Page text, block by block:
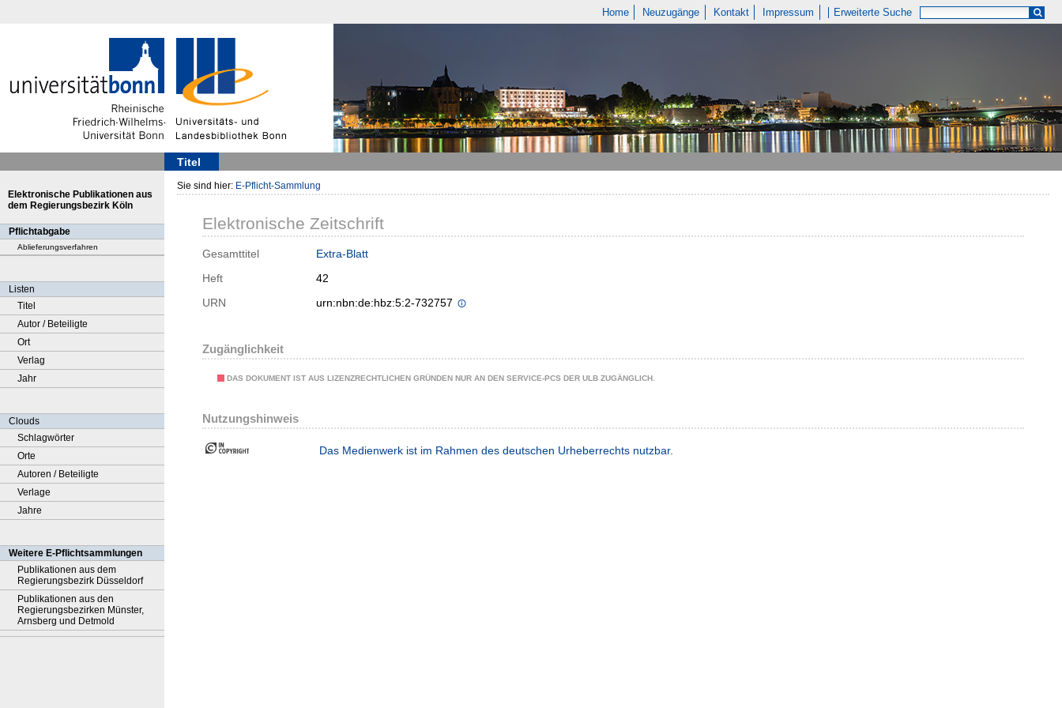
Home Neuzugänge Kontakt Impressum Erweiterte Suche
Titel
Elektronische Publikationen aus
dem Regierungsbezirk Köln
Pflichtabgabe
Ablieferungsverfahren
Listen
Titel
Autor / Beteiligte
Ort
Verlag
Jahr
Clouds
Schlagwörter
Orte
Autoren / Beteiligte
Verlage
Jahre
Weitere E-Pflichtsammlungen
Publikationen aus dem
Regierungsbezirk Düsseldorf
Publikationen aus den
Regierungsbezirken Münster,
Arnsberg und Detmold
Sie sind hier: E-Pflicht-Sammlung
Elektronische Zeitschrift
Gesamttitel
Extra-Blatt
Heft
42
URN
urn:nbn:de:hbz:5:2-732757
Zugänglichkeit
DAS DOKUMENT IST AUS LIZENZRECHTLICHEN GRÜNDEN NUR AN DEN SERVICE-PCS DER ULB ZUGÄNGLICH.
Nutzungshinweis
Das Medienwerk ist im Rahmen des deutschen Urheberrechts nutzbar.